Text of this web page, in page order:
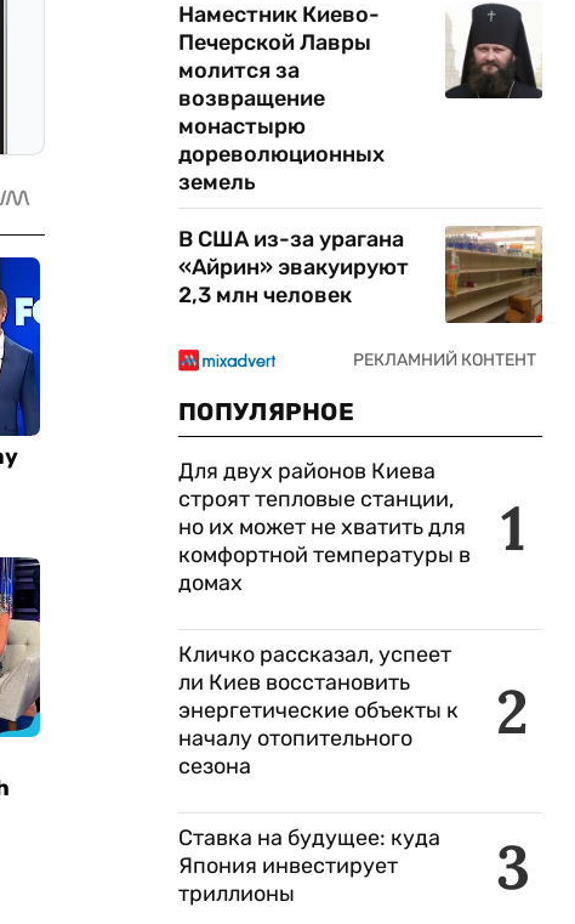
Наместник Киево-
Печерской Лавры
молится за
возвращение
монастырю
дореволюционных
земель
В США из-за урагана
«Айрин» эвакуируют
2,3 млн человек
ПОПУЛЯРНОЕ
1
Для двух районов Киева
строят тепловые станции,
но их может не хватить для
комфортной температуры в
домах
2
Кличко рассказал, успеет
ли Киев восстановить
энергетические объекты к
началу отопительного
сезона
3
Ставка на будущее: куда
Япония инвестирует
триллионы